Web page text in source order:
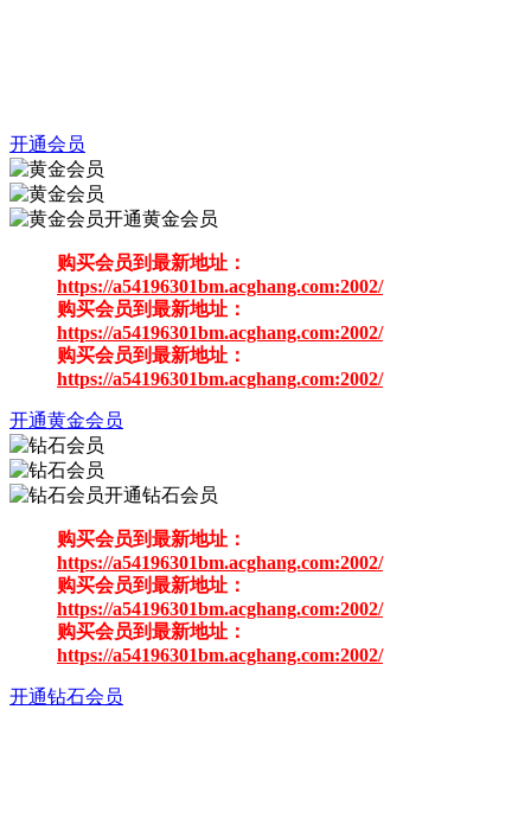
开通会员
开通黄金会员
购买会员到最新地址：
https://a54196301bm.acghang.com:2002/
购买会员到最新地址：
https://a54196301bm.acghang.com:2002/
购买会员到最新地址：
https://a54196301bm.acghang.com:2002/
开通黄金会员
开通钻石会员
购买会员到最新地址：
https://a54196301bm.acghang.com:2002/
购买会员到最新地址：
https://a54196301bm.acghang.com:2002/
购买会员到最新地址：
https://a54196301bm.acghang.com:2002/
开通钻石会员